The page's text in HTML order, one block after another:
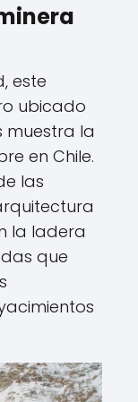
este
ubicado
muestra la
en Chile.
las
la ladera
que